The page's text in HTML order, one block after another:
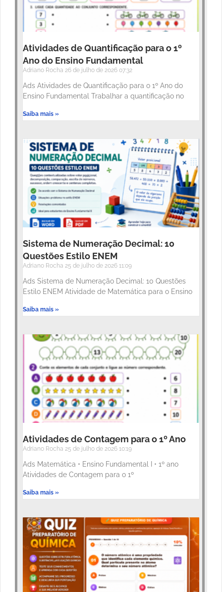
Atividades de Quantificação para o 1º
Ano do Ensino Fundamental
Adriano Rocha 26 de julho de 2026 07:32
Ads Atividades de Quantificação para o 1º Ano do
Ensino Fundamental Trabalhar a quantificação no
Saiba mais »
Sistema de Numeração Decimal: 10
Questões Estilo ENEM
Adriano Rocha 25 de julho de 2026 11:09
Ads Sistema de Numeração Decimal: 10 Questões
Estilo ENEM Atividade de Matemática para o Ensino
Saiba mais »
Atividades de Contagem para o 1º Ano
Adriano Rocha 25 de julho de 2026 10:19
Ads Matemática • Ensino Fundamental I • 1º ano
Atividades de Contagem para o 1º
Saiba mais »